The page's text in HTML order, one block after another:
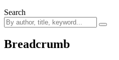
Search
Breadcrumb